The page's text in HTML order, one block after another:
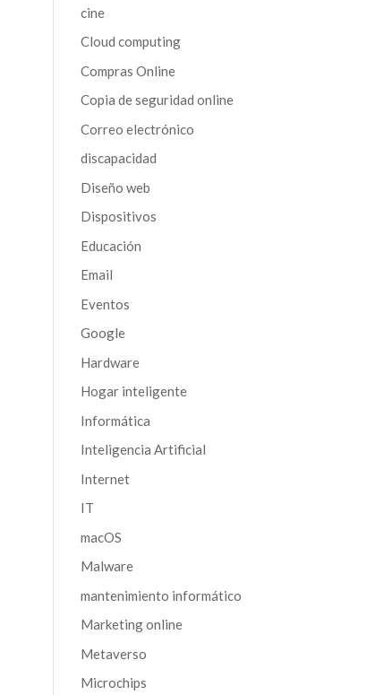
cine
Cloud computing
Compras Online
Copia de seguridad online
Correo electrónico
discapacidad
Diseño web
Dispositivos
Educación
Email
Eventos
Google
Hardware
Hogar inteligente
Informática
Inteligencia Artificial
Internet
IT
macOS
Malware
mantenimiento informático
Marketing online
Metaverso
Microchips